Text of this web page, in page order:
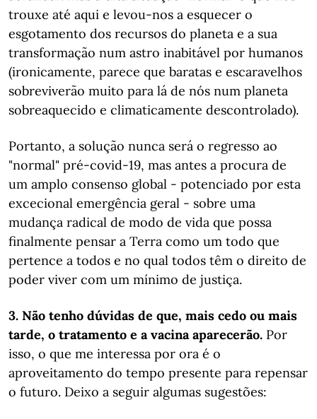
trouxe até aqui e levou-nos a esquecer o
esgotamento dos recursos do planeta e a sua
transformação num astro inabitável por humanos
(ironicamente, parece que baratas e escaravelhos
sobreviverão muito para lá de nós num planeta
sobreaquecido e climaticamente descontrolado).
Portanto, a solução nunca será o regresso ao
"normal" pré-covid-19, mas antes a procura de
um amplo consenso global - potenciado por esta
excecional emergência geral - sobre uma
mudança radical de modo de vida que possa
finalmente pensar a Terra como um todo que
pertence a todos e no qual todos têm o direito de
poder viver com um mínimo de justiça.
3. Não tenho dúvidas de que, mais cedo ou mais
tarde, o tratamento e a vacina aparecerão. Por
isso, o que me interessa por ora é o
aproveitamento do tempo presente para repensar
o futuro. Deixo a seguir algumas sugestões: